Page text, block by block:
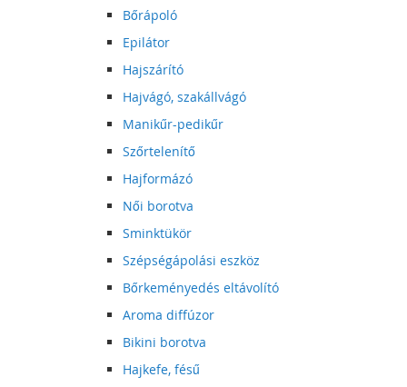
Bőrápoló
Epilátor
Hajszárító
Hajvágó, szakállvágó
Manikűr-pedikűr
Szőrtelenítő
Hajformázó
Női borotva
Sminktükör
Szépségápolási eszköz
Bőrkeményedés eltávolító
Aroma diffúzor
Bikini borotva
Hajkefe, fésű